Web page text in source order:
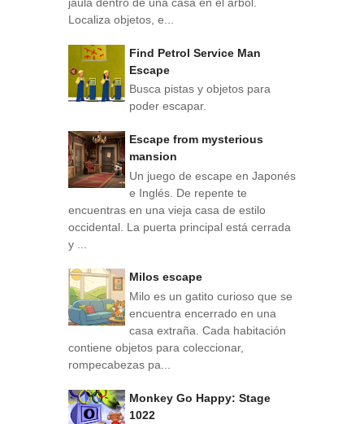
Localiza objetos, e...
Find Petrol Service Man
Escape
Busca pistas y objetos para
poder escapar.
Escape from mysterious
mansion
Un juego de escape en Japonés
e Inglés. De repente te
encuentras en una vieja casa de estilo
occidental. La puerta principal está cerrada
y ...
Milos escape
Milo es un gatito curioso que se
encuentra encerrado en una
casa extraña. Cada habitación
contiene objetos para coleccionar,
rompecabezas pa...
Monkey Go Happy: Stage
1022